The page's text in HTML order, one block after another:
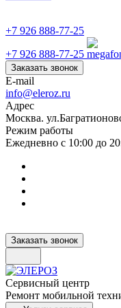
+7 926 888-77-25
+7 926 888-77-25
Заказать звонок
E-mail
info@eleroz.ru
Адрес
Москва.
Режим работы
Ежедневно с 10:00 до
Заказать звонок
Сервисный центр
Ремонт мобильной